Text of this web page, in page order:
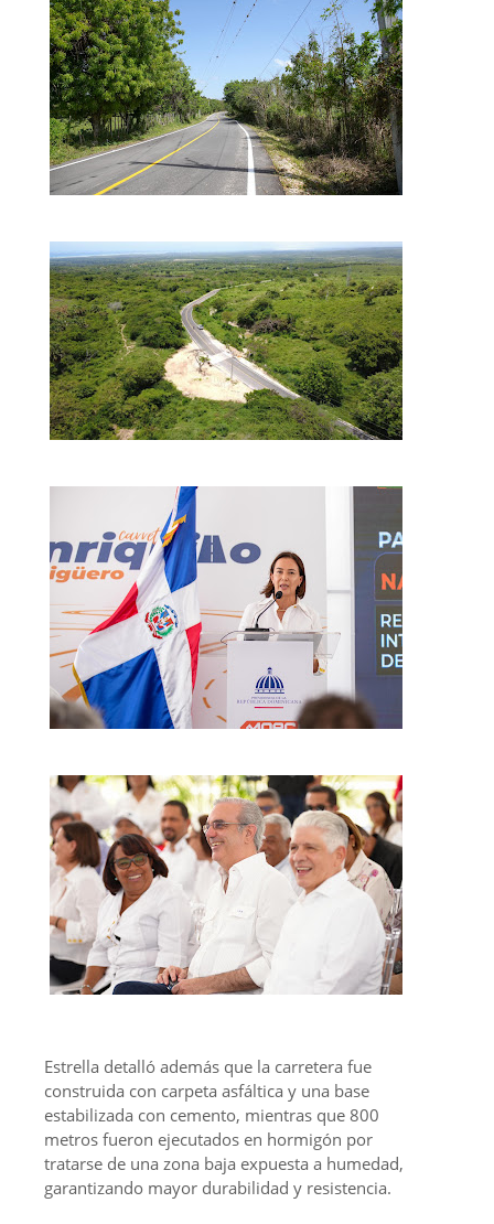
Estrella detalló además que la carretera fue
construida con carpeta asfáltica y una base
estabilizada con cemento, mientras que 800
metros fueron ejecutados en hormigón por
tratarse de una zona baja expuesta a humedad,
garantizando mayor durabilidad y resistencia.